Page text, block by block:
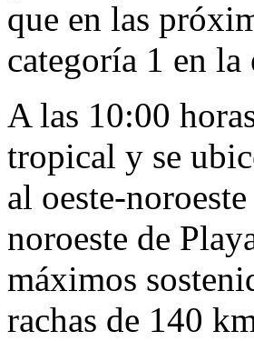
que en las
categoría 1 en
A las 10:00
tropical y se
al oeste-
noroeste de
máximos
rachas de 140